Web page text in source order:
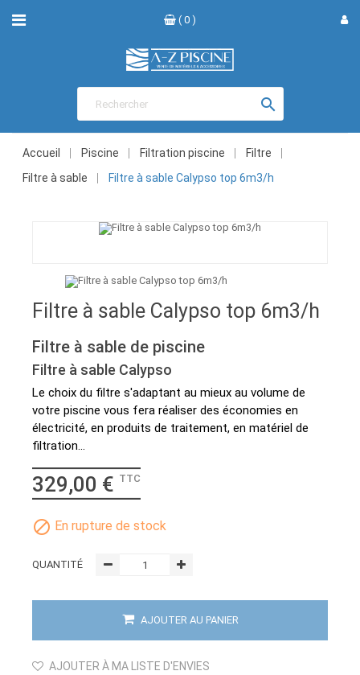
( 0 )

Accueil Piscine Filtration piscine
Filtre
Filtre à sable
Filtre à sable Calypso top 6m3/h
Filtre à sable Calypso top 6m3/h
Filtre à sable de piscine
Filtre à sable Calypso
Le choix du filtre s'adaptant au mieux au volume de
votre piscine vous fera réaliser des économies en
électricité, en produits de traitement, en matériel de
filtration...
329,00 € TTC
 En rupture de stock
QUANTITÉ
AJOUTER AU PANIER
AJOUTER À MA LISTE D'ENVIES